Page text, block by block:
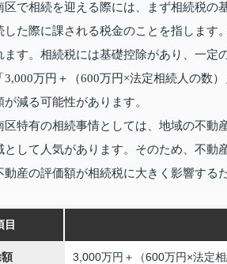
区で相続を迎える際には、まず相続税の
した際に課される税金のことを指しま
ます。相続税には基礎控除があり、一定
3,000万円＋（600万円×法定相続人の数
が減る可能性があります。
区特有の相続事情としては、地域の不動
として人気があります。そのため、不動
動産の評価額が相続税に大きく影響する
目
3,000万円＋（600万円×法定相